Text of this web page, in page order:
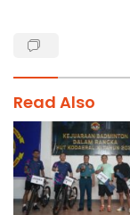
Read Also